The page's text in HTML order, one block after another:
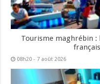
Tourisme maghrébin :
08h20 - 7 août 2026